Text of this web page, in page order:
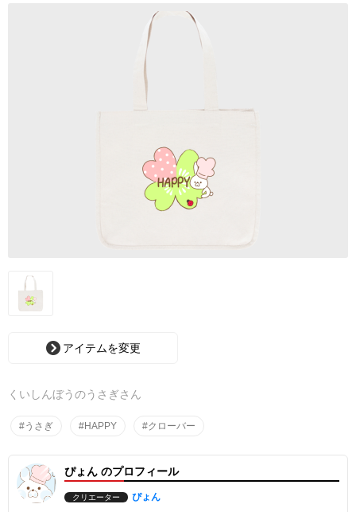
アイテムを変更
くいしんぼうのうさぎさん
#うさぎ #HAPPY #クローバー
ぴょん のプロフィール
クリエーター ぴょん